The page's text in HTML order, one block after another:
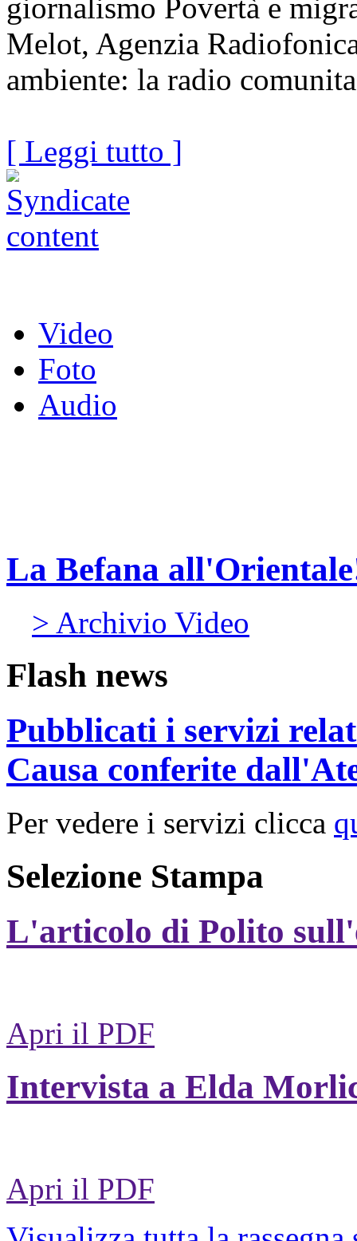
giornalismo Povertà e
Melot, Agenzia
ambiente: la radio comunita
[ Leggi tutto ]
Video
Foto
Audio
La Befana
> Archivio Video
Flash news
Pubblicati i servizi
Causa conferite
Per vedere i servizi clicca
Selezione Stampa
L'articolo di Polito
Apri il PDF
Intervista a Elda
Apri il PDF